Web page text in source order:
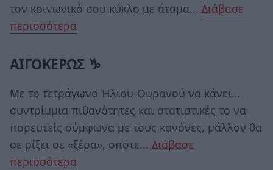
τον κοινωνικό σου κύκλο με άτομα... Διάβασε
περισσότερα
ΑΙΓΟΚΕΡΩΣ ♑
Με το τετράγωνο Ήλιου-Ουρανού να κάνει…
συντρίμμια πιθανότητες και στατιστικές το να
πορευτείς σύμφωνα με τους κανόνες, μάλλον θα
σε ρίξει σε «ξέρα», οπότε... Διάβασε
περισσότερα